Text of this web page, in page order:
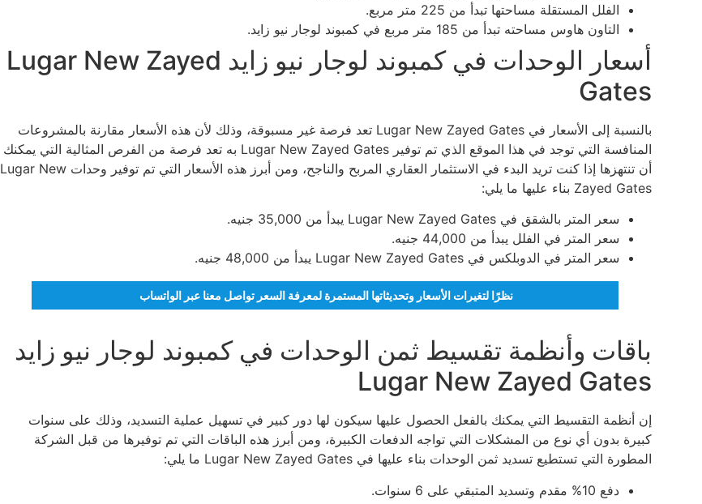
الفلل المستقلة مساحتها تبدأ من 225 متر مربع.
التاون هاوس مساحته تبدأ من 185 متر مربع في كمبوند لوجار نيو زايد.
أسعار الوحدات في كمبوند لوجار نيو زايد Lugar New Zayed
Gates
بالنسبة إلى الأسعار في Lugar New Zayed Gates تعد فرصة غير مسبوقة، وذلك لأن هذه الأسعار مقارنة بالمشروعات
المنافسة التي توجد في هذا الموقع الذي تم توفير Lugar New Zayed Gates به تعد فرصة من الفرص المثالية التي يمكنك
أن تنتهزها إذا كنت تريد البدء في الاستثمار العقاري المربح والناجح، ومن أبرز هذه الأسعار التي تم توفير وحدات Lugar New
Zayed Gates بناء عليها ما يلي:
سعر المتر بالشقق في Lugar New Zayed Gates يبدأ من 35,000 جنيه.
سعر المتر في الفلل يبدأ من 44,000 جنيه.
سعر المتر في الدوبلكس في Lugar New Zayed Gates يبدأ من 48,000 جنيه.
نظرًا لتغيرات الأسعار وتحديثاتها المستمرة لمعرفة السعر تواصل معنا عبر الواتساب
باقات وأنظمة تقسيط ثمن الوحدات في كمبوند لوجار نيو زايد
Lugar New Zayed Gates
إن أنظمة التقسيط التي يمكنك بالفعل الحصول عليها سيكون لها دور كبير في تسهيل عملية التسديد، وذلك على سنوات
كبيرة بدون أي نوع من المشكلات التي تواجه الدفعات الكبيرة، ومن أبرز هذه الباقات التي تم توفيرها من قبل الشركة
المطورة التي تستطيع تسديد ثمن الوحدات بناء عليها في Lugar New Zayed Gates ما يلي:
دفع 10% مقدم وتسديد المتبقي على 6 سنوات.